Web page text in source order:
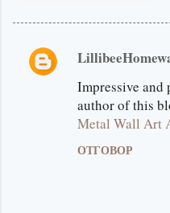
К
Impressive and
author of this
Metal Wall Art
ОТГОВОР